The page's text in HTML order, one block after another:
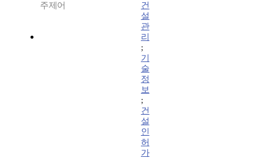
주제어
건
설
관
리
;
기
술
정
보
;
건
설
인
허
가